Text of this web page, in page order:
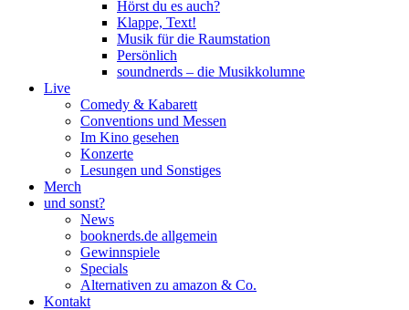
Hörst du es auch?
Klappe, Text!
Musik für die Raumstation
Persönlich
soundnerds – die Musikkolumne
Live
Comedy & Kabarett
Conventions und Messen
Im Kino gesehen
Konzerte
Lesungen und Sonstiges
Merch
und sonst?
News
booknerds.de allgemein
Gewinnspiele
Specials
Alternativen zu amazon & Co.
Kontakt